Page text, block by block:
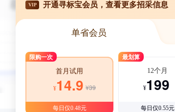
VIP 开通寻标宝会员，查看更多招采信息
单省会员
限购一次
首月试用
¥14.9 ¥39
每日仅0.48元
最划算
12个月
¥199
每日仅0.55元